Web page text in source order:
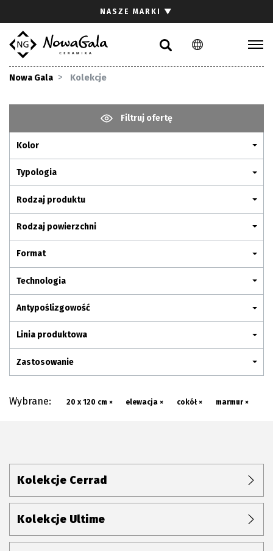
PL EN
NASZE MARKI ▼
Nowa Gala Kolekcje
Filtruj ofertę
Kolor
Typologia
Rodzaj produktu
Rodzaj powierzchni
Format
Technologia
Antypoślizgowość
Linia produktowa
Zastosowanie
Wybrane: 20 x 120 cm × elewacja × cokół × marmur ×
Kolekcje Cerrad
Kolekcje Ultime
Gdzie kupić
Pliki do pobrania
Pytania i odpowiedzi
Kariera
Kontakt
Komunikacja z akcjonariuszami